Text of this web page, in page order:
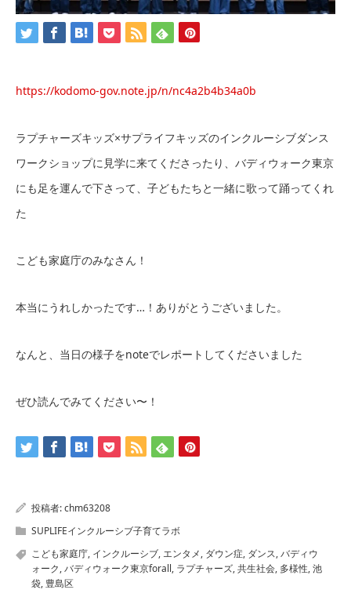
https://kodomo-gov.note.jp/n/nc4a2b4b34a0b
ラプチャーズキッズ×サプライフキッズのインクルーシブダンス
ワークショップに見学に来てくださったり、バディウォーク東京
にも足を運んで下さって、子どもたちと一緒に歌って踊ってくれ
た
こども家庭庁のみなさん！
本当にうれしかったです…！ありがとうございました。
なんと、当日の様子をnoteでレポートしてくださいました
ぜひ読んでみてください〜！
投稿者:chm63208
SUPLIFEインクルーシブ子育てラボ
こども家庭庁, インクルーシブ, エンタメ, ダウン症, ダンス,バディウ
ォーク,バディウォーク東京forall, ラプチャーズ,共生社会, 多様性,池
袋, 豊島区